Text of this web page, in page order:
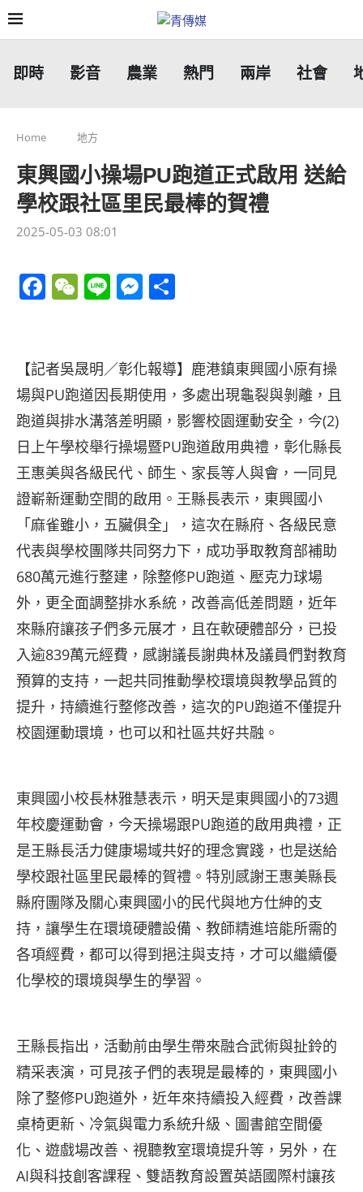
即時 影音 農業 熱門 兩岸 社會
Home 地方
東興國小操場PU跑道正式啟用 送給
學校跟社區里民最棒的賀禮
2025-05-03 08:01
Facebook
WeChat
LineMessenger
【記者吳晟明／彰化報導】鹿港鎮東興國小原有操
場與PU跑道因長期使用，多處出現龜裂與剝離，且
跑道與排水溝落差明顯，影響校園運動安全，今(2)
日上午學校舉行操場暨PU跑道啟用典禮，彰化縣長
王惠美與各級民代、師生、家長等人與會，一同見
證嶄新運動空間的啟用。王縣長表示，東興國小
「麻雀雖小，五臟俱全」，這次在縣府、各級民意
代表與學校團隊共同努力下，成功爭取教育部補助
680萬元進行整建，除整修PU跑道、壓克力球場
外，更全面調整排水系統，改善高低差問題，近年
來縣府讓孩子們多元展才，且在軟硬體部分，已投
入逾839萬元經費，感謝議長謝典林及議員們對教育
預算的支持，一起共同推動學校環境與教學品質的
提升，持續進行整修改善，這次的PU跑道不僅提升
校園運動環境，也可以和社區共好共融。
東興國小校長林雅慧表示，明天是東興國小的73週
年校慶運動會，今天操場跟PU跑道的啟用典禮，正
是王縣長活力健康場域共好的理念實踐，也是送給
學校跟社區里民最棒的賀禮。特別感謝王惠美縣長
縣府團隊及關心東興國小的民代與地方仕紳的支
持，讓學生在環境硬體設備、教師精進培能所需的
各項經費，都可以得到挹注與支持，才可以繼續優
化學校的環境與學生的學習。
王縣長指出，活動前由學生帶來融合武術與扯鈴的
精采表演，可見孩子們的表現是最棒的，東興國小
除了整修PU跑道外，近年來持續投入經費，改善課
桌椅更新、冷氣與電力系統升級、圖書館空間優
化、遊戲場改善、視聽教室環境提升等，另外，在
AI與科技創客課程、雙語教育設置英語國際村讓孩